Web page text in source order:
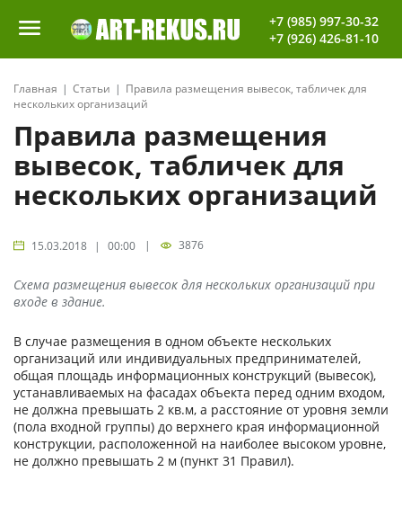
+7 (985) 997-30-32
+7 (926) 426-81-10
Главная Статьи
Правила размещения вывесок, табличек для
нескольких организаций
Правила размещения
вывесок, табличек для
нескольких организаций
15.03.2018 | 00:00 | 3876
Схема размещения вывесок для нескольких организаций при
входе в здание.
В случае размещения в одном объекте нескольких
организаций или индивидуальных предпринимателей,
общая площадь информационных конструкций (вывесок),
устанавливаемых на фасадах объекта перед одним входом,
не должна превышать 2 кв.м, а расстояние от уровня земли
(пола входной группы) до верхнего края информационной
конструкции, расположенной на наиболее высоком уровне,
не должно превышать 2 м (пункт 31 Правил).